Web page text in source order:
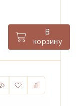
В
корзину